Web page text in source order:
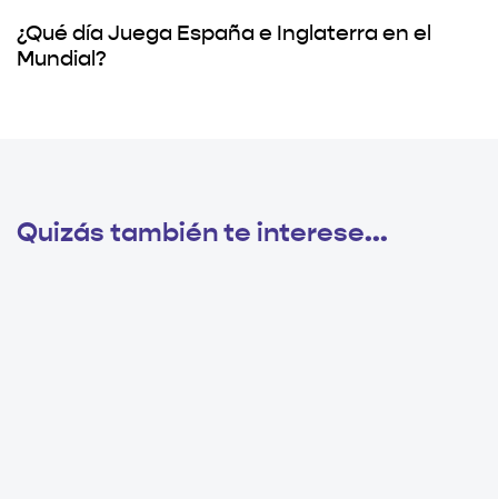
¿Qué día Juega España e Inglaterra en el
Mundial?
Quizás también te interese...